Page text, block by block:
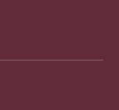
de chefs y